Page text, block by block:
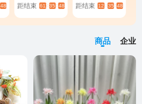
47 距结束 6116
: 35 : 47 距结束 1220
: 35 : 47
商品 企业